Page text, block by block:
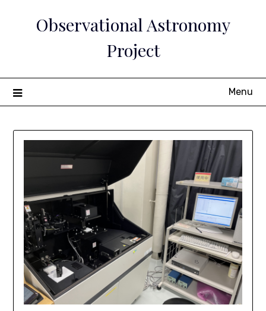
Observational Astronomy
Project
Menu